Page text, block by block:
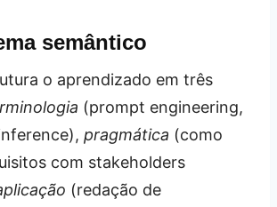
semântico
o aprendizado em três
(prompt engineering,
pragmática (como
com stakeholders
(redação de